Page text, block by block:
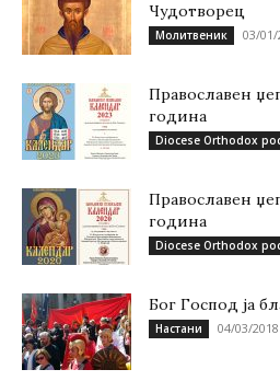
Чудотворец
Молитвеник 03/01/
Православен
година
Diocese Orthodox
Православен
година
Diocese Orthodox
Бог Господ ја
Настани 04/03/2018